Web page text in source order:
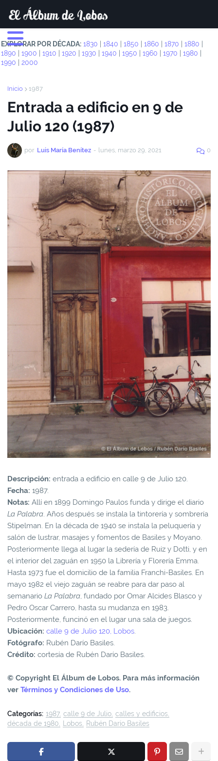
EXPLORAR POR DÉCADA: 1830 1840 1850 1860 1870 1880
1890
1900 1910 1920 1930 1940 1950 1960 1970 1980
1990
2000
Inicio 1987
Entrada a edificio en 9 de
Julio 120 (1987)
por Luis María Benítez - lunes, marzo 29, 2021 0
Descripción: entrada a edificio en calle 9 de Julio 120.
Fecha: 1987.
Notas: Allí en 1899 Domingo Paulos funda y dirige el diario
La Palabra . Años después se instala la tintorería y sombrería
Stipelman. En la década de 1940 se instala la peluquería y
salón de lustrar, masajes y fomentos de Basiles y Moyano.
Posteriormente llega al lugar la sedería de Ruiz y Dotti, y en
el interior del zaguán en 1950 la Librería y Florería Emma.
Hasta 1973 fue el domicilio de la familia Franchi-Basiles. En
mayo 1982 el viejo zaguán se reabre para dar paso al
semanario La Palabra , fundado por Omar Alcides Blasco y
Pedro Oscar Carrero, hasta su mudanza en 1983.
Posteriormente, funcinó en el lugar una sala de juegos.
Ubicación: calle 9 de Julio 120, Lobos
Fotógrafo: Rubén Darío Basiles.
Crédito: cortesía de Rubén Darío Basiles.
© Copyright El Álbum de Lobos. Para más información
ver Términos y Condiciones de Uso.
Categorías: 1987 calle 9 de Julio calles y edificios
década de 1980
Lobos Rubén Darío Basiles